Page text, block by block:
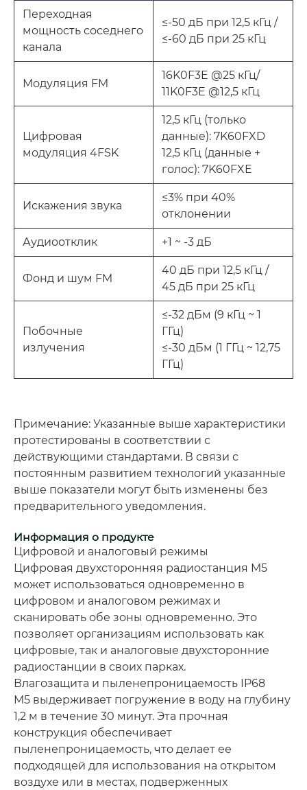
Переходная
мощность соседнего
канала
≤-50 дБ при 12,5 кГц /
≤-60 дБ при 25 кГц
Модуляция FM
16K0F3E @25 кГц/
11K0F3E @12,5 кГц
Цифровая
модуляция 4FSK
12,5 кГц (только
данные): 7K60FXD
12,5 кГц (данные +
голос): 7K60FXE
Искажения звука
≤3% при 40%
отклонении
Аудиоотклик +1 ~ -3 дБ
Фонд и шум FM
40 дБ при 12,5 кГц /
45 дБ при 25 кГц
Побочные
излучения
≤-32 дБм (9 кГц ~ 1
ГГц)
≤-30 дБм (1 ГГц ~ 12,75
ГГц)
Примечание: Указанные выше характеристики
протестированы в соответствии с
действующими стандартами. В связи с
постоянным развитием технологий указанные
выше показатели могут быть изменены без
предварительного уведомления.
Информация о продукте
Цифровой и аналоговый режимы
Цифровая двухсторонняя радиостанция M5
может использоваться одновременно в
цифровом и аналоговом режимах и
сканировать обе зоны одновременно. Это
позволяет организациям использовать как
цифровые, так и аналоговые двухсторонние
радиостанции в своих парках.
Влагозащита и пыленепроницаемость IP68
M5 выдерживает погружение в воду на глубину
1,2 м в течение 30 минут. Эта прочная
конструкция обеспечивает
пыленепроницаемость, что делает ее
подходящей для использования на открытом
воздухе или в местах, подверженных